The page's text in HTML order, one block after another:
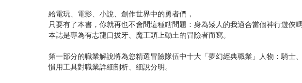
給電玩、電影、小說、創作世界中的勇者們，
只要有了本書，你就再也不會問這種瞎問題：身為矮人的我適合當個神行遊俠
本誌是專為有志龍口拔牙、魔王頭上動土的冒險者而寫。
第一部分的職業解說將為您精選冒險隊伍中十大「夢幻經典職業」人物：騎士
慣用工具對職業詳細剖析、細說分明。